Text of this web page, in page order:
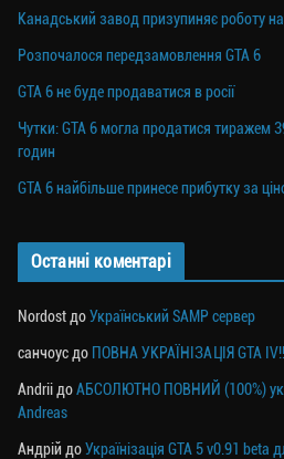
Канадський завод призупиняє роботу
Розпочалося передзамовлення GTA 6
GTA 6 не буде продаватися в росії
Чутки: GTA 6 могла продатися тиражем
годин
GTA 6 найбільше принесе прибутку за
Останні коментарі
Nordost доУкраїнський SAMP сервер
санчоус до ПОВНА УКРАЇНІЗАЦІЯ GTA
Andrii доАБСОЛЮТНО ПОВНИЙ (100%)
Andreas
Андрій доУкраїнізація GTA 5 v0.91 beta